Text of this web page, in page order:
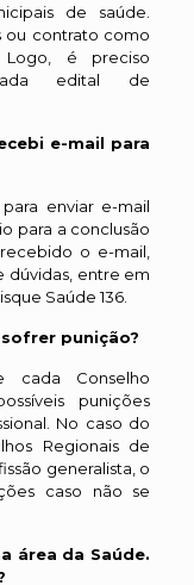
de saúde.
ou contrato como
Logo, é preciso
edital de
e-mail para
enviar e-mail
para a conclusão
o e-mail,
dúvidas, entre em
Saúde 136.
punição?
cada Conselho
punições
No caso do
Regionais de
generalista, o
caso não se
área da Saúde.